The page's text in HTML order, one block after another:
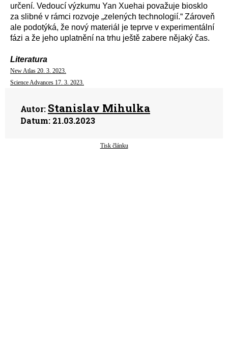
určení. Vedoucí výzkumu Yan Xuehai považuje biosklo
za slibné v rámci rozvoje „zelených technologií.“ Zároveň
ale podotýká, že nový materiál je teprve v experimentální
fázi a že jeho uplatnění na trhu ještě zabere nějaký čas.
Literatura
New Atlas 20. 3. 2023.
Science Advances 17. 3. 2023.
Autor: Stanislav Mihulka
Datum: 21.03.2023
Tisk článku